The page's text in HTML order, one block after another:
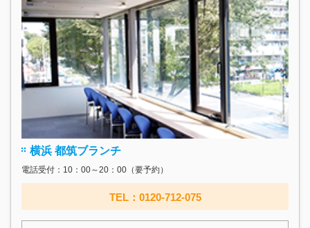
横浜 都筑ブランチ
電話受付：10：00～20：00（要予約）
TEL：0120-712-075